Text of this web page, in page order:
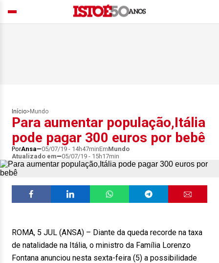
Início> Mundo
Para aumentar população,Itália
pode pagar 300 euros por bebê
PorAnsa 05/07/19 - 14h47minEmMundo
Atualizado em
05/07/19 - 15h17min
ROMA, 5 JUL (ANSA) – Diante da queda recorde na taxa
de natalidade na Itália, o ministro da Família Lorenzo
Fontana anunciou nesta sexta-feira (5) a possibilidade